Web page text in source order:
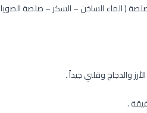
( الماء الساخن – السكر – صلصة الصويا
والدجاج وقلبي جيداً .
.